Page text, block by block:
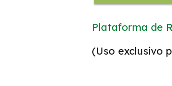
Plataforma de
(Uso exclusivo